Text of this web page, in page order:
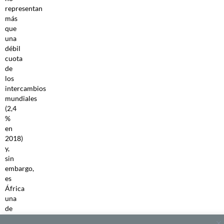
representan
más
que
una
débil
cuota
de
los
intercambios
mundiales
(2,4
%
en
2018)
y,
sin
embargo,
es
África
una
de